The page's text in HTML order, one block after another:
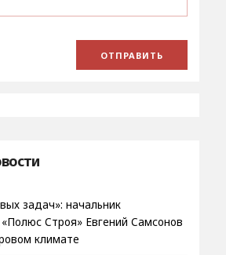
задач»: начальник
Строя» Евгений Самсонов
климате